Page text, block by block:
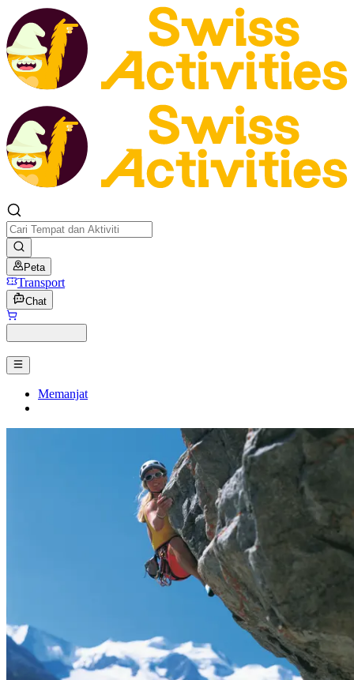
Peta
Transport
Chat
Memanjat